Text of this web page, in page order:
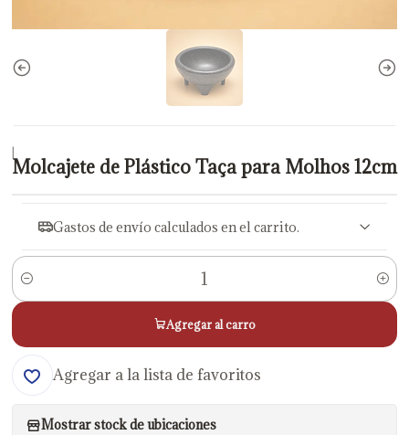
|
Molcajete de Plástico Taça para Molhos 12cm
Gastos de envío calculados en el carrito.
Cantidad
Agregar al carro
Agregar a la lista de favoritos
Mostrar stock de ubicaciones